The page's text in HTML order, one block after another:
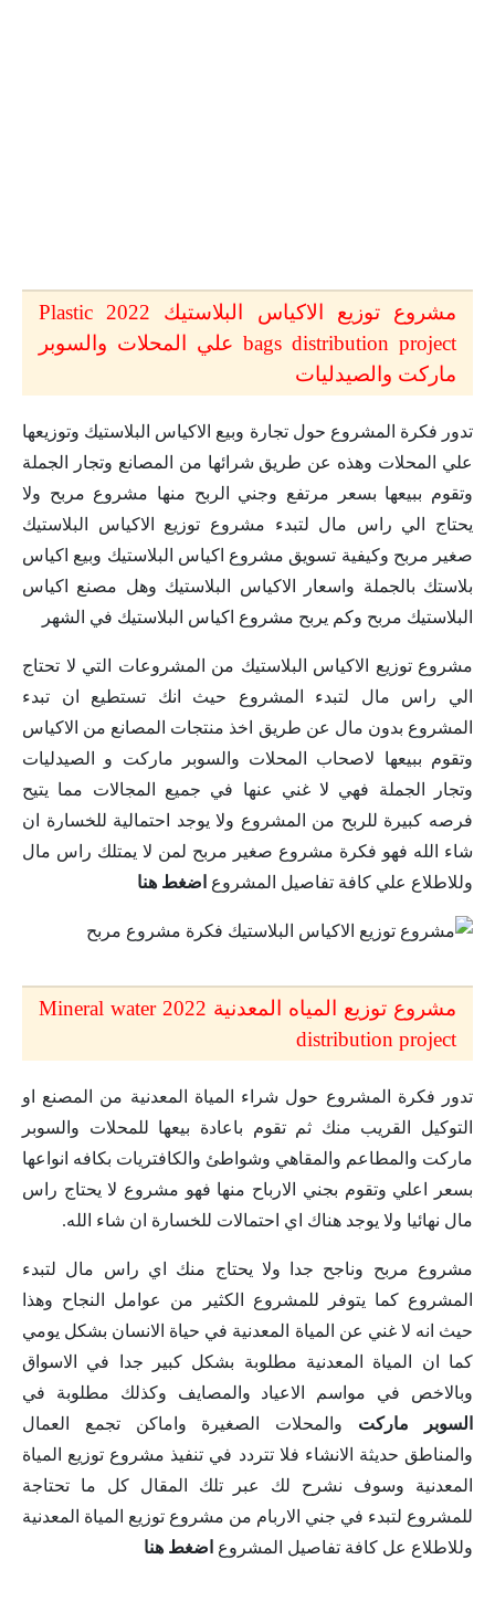
مشروع توزيع الاكياس البلاستيك 2022 Plastic
bags distribution project علي المحلات والسوبر
ماركت والصيدليات
تدور فكرة المشروع حول تجارة وبيع الاكياس البلاستيك وتوزيعها
علي المحلات وهذه عن طريق شرائها من المصانع وتجار الجملة
وتقوم ببيعها بسعر مرتفع وجني الربح منها مشروع مربح ولا
يحتاج الي راس مال لتبدء مشروع توزيع الاكياس البلاستيك
صغير مربح وكيفية تسويق مشروع اكياس البلاستيك وبيع اكياس
بلاستك بالجملة واسعار الاكياس البلاستيك وهل مصنع اكياس
البلاستيك مربح وكم يربح مشروع اكياس البلاستيك في الشهر
مشروع توزيع الاكياس البلاستيك من المشروعات التي لا تحتاج
الي راس مال لتبدء المشروع حيث انك تستطيع ان تبدء
المشروع بدون مال عن طريق اخذ منتجات المصانع من الاكياس
وتقوم ببيعها لاصحاب المحلات والسوبر ماركت و الصيدليات
وتجار الجملة فهي لا غني عنها في جميع المجالات مما يتيح
فرصه كبيرة للربح من المشروع ولا يوجد احتمالية للخسارة ان
شاء الله فهو فكرة مشروع صغير مربح لمن لا يمتلك راس مال
وللاطلاع علي كافة تفاصيل المشروع اضغط هنا
مشروع توزيع المياه المعدنية 2022 Mineral water
distribution project
تدور فكرة المشروع حول شراء المياة المعدنية من المصنع او
التوكيل القريب منك ثم تقوم باعادة بيعها للمحلات والسوبر
ماركت والمطاعم والمقاهي وشواطئ والكافتريات بكافه انواعها
بسعر اعلي وتقوم بجني الارباح منها فهو مشروع لا يحتاج راس
مال نهائيا ولا يوجد هناك اي احتمالات للخسارة ان شاء الله.
مشروع مربح وناجح جدا ولا يحتاج منك اي راس مال لتبدء
المشروع كما يتوفر للمشروع الكثير من عوامل النجاح وهذا
حيث انه لا غني عن المياة المعدنية في حياة الانسان بشكل يومي
كما ان المياة المعدنية مطلوبة بشكل كبير جدا في الاسواق
وبالاخص في مواسم الاعياد والمصايف وكذلك مطلوبة في
السوبر ماركت والمحلات الصغيرة واماكن تجمع العمال
والمناطق حديثة الانشاء فلا تتردد في تنفيذ مشروع توزيع المياة
المعدنية وسوف نشرح لك عبر تلك المقال كل ما تحتاجة
للمشروع لتبدء في جني الاربام من مشروع توزيع المياة المعدنية
وللاطلاع عل كافة تفاصيل المشروع اضغط هنا